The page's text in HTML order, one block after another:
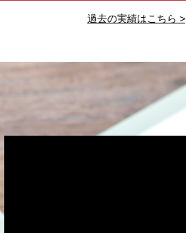
過去の実績はこちら >
の想いなどをうかがいました